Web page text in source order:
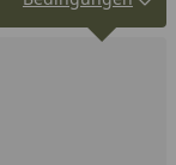
eins erhöhen